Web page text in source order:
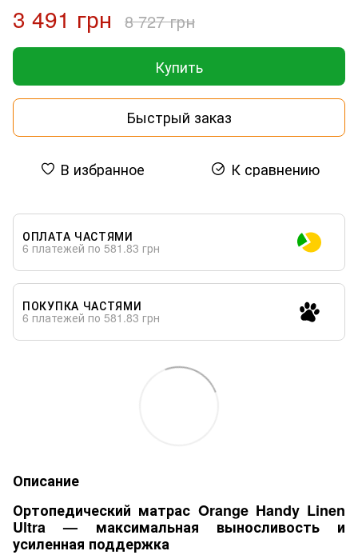
3 491 грн 8 727 грн
Купить
Быстрый заказ
В избранное К сравнению
ОПЛАТА ЧАСТЯМИ
6 платежей по 581.83 грн
ПОКУПКА ЧАСТЯМИ
6 платежей по 581.83 грн
Описание
Ортопедический матрас Orange Handy Linen
Ultra — максимальная выносливость и
усиленная поддержка